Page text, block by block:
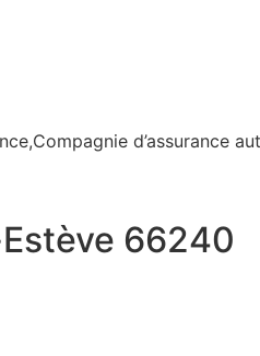
d’assurance
66240